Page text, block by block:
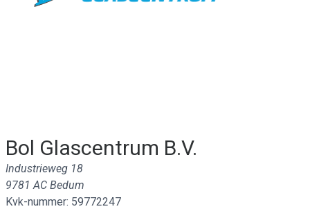
Bol Glascentrum B.V.
Industrieweg 18
9781 AC Bedum
Kvk-nummer: 59772247